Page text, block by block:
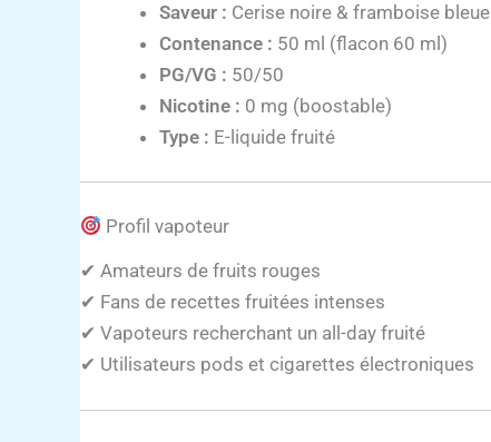
Saveur : Cerise noire & framboise bleue
Contenance : 50 ml (flacon 60 ml)
PG/VG : 50/50
Nicotine : 0 mg (boostable)
Type : E-liquide fruité
Profil vapoteur
✔ Amateurs de fruits rouges
✔ Fans de recettes fruitées intenses
✔ Vapoteurs recherchant un all-day fruité
✔ Utilisateurs pods et cigarettes électroniques